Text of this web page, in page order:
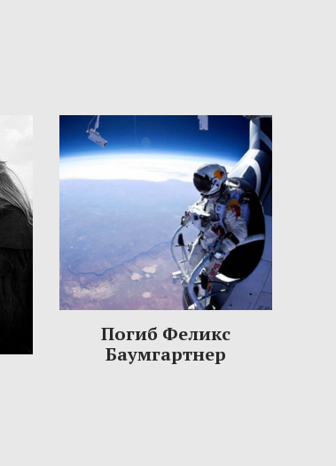
Погиб Феликс
Баумгартнер